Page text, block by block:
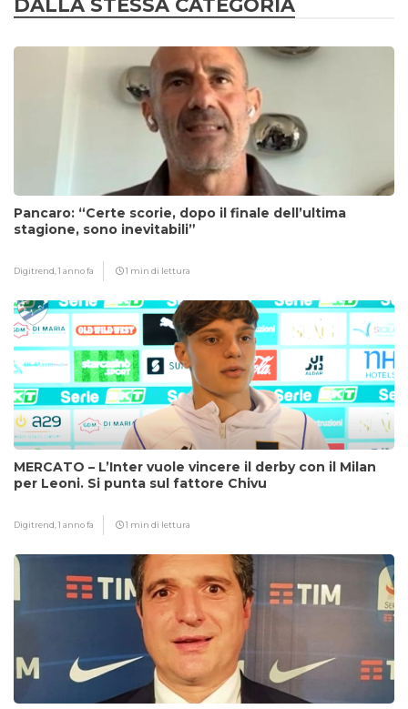
DALLA STESSA CATEGORIA
Pancaro: “Certe scorie, dopo il finale dell’ultima
stagione, sono inevitabili”
Digitrend,1 anno fa 1 min di lettura
MERCATO – L’Inter vuole vincere il derby con il Milan
per Leoni. Si punta sul fattore Chivu
Digitrend,1 anno fa 1 min di lettura